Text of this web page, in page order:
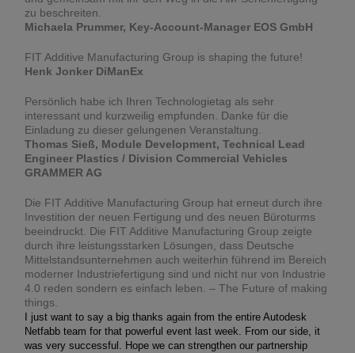
zu beschreiten.
Michaela Prummer, Key-Account-Manager EOS GmbH
FIT Additive Manufacturing Group is shaping the future!
Henk Jonker DiManEx
Persönlich habe ich Ihren Technologietag als sehr
interessant und kurzweilig empfunden. Danke für die
Einladung zu dieser gelungenen Veranstaltung.
Thomas Sieß, Module Development, Technical Lead
Engineer Plastics / Division Commercial Vehicles
GRAMMER AG
Die FIT Additive Manufacturing Group hat erneut durch ihre
Investition der neuen Fertigung und des neuen Büroturms
beeindruckt. Die FIT Additive Manufacturing Group zeigte
durch ihre leistungsstarken Lösungen, dass Deutsche
Mittelstandsunternehmen auch weiterhin führend im Bereich
moderner Industriefertigung sind und nicht nur von Industrie
4.0 reden sondern es einfach leben. – The Future of making
things.
I just want to say a big thanks again from the entire Autodesk
Netfabb team for that powerful event last week. From our side, it
was very successful. Hope we can strengthen our partnership